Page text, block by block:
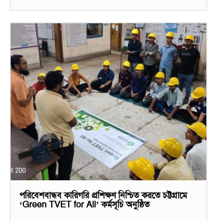
পরিবেশবান্ধব কারিগরি প্রশিক্ষণ নিশ্চিত করতে চট্টগ্রামে
‘Green TVET for All’ কর্মসূচি অনুষ্ঠিত